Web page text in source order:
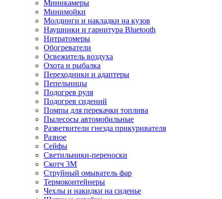
Миникамеры
Минимойки
Молдинги и накладки на кузов
Наушники и гарнитура Bluetooth
Нитратомеры
Обогреватели
Освежитель воздуха
Охота и рыбалка
Переходники и адаптеры
Пепельницы
Подогрев руля
Подогрев сидений
Помпы для перекачки топлива
Пылесосы автомобильные
Разветвители гнезда прикуривателя
Разное
Сейфы
Светильники-переноски
Скотч 3М
Струйный омыватель фар
Термоконтейнеры
Чехлы и накидки на сиденье